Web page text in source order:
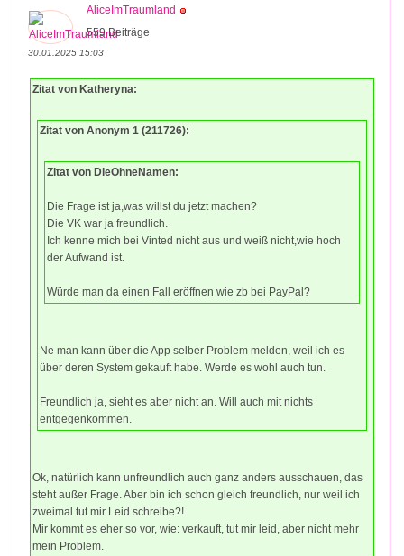
AliceImTraumland
559 Beiträge
30.01.2025 15:03
Zitat von Katheryna:
Zitat von Anonym 1 (211726):
Zitat von DieOhneNamen:
Die Frage ist ja,was willst du jetzt machen?
Die VK war ja freundlich.
Ich kenne mich bei Vinted nicht aus und weiß nicht,wie hoch
der Aufwand ist.
Würde man da einen Fall eröffnen wie zb bei PayPal?
Ne man kann über die App selber Problem melden, weil ich es
über deren System gekauft habe. Werde es wohl auch tun.
Freundlich ja, sieht es aber nicht an. Will auch mit nichts
entgegenkommen.
Ok, natürlich kann unfreundlich auch ganz anders ausschauen, das
steht außer Frage. Aber bin ich schon gleich freundlich, nur weil ich
zweimal tut mir Leid schreibe?!
Mir kommt es eher so vor, wie: verkauft, tut mir leid, aber nicht mehr
mein Problem.